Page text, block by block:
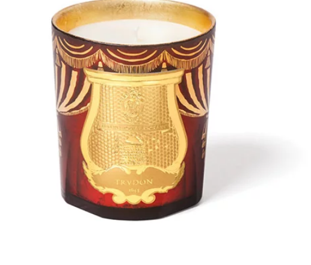
las zapatillas
para Nike
Labeau Organic